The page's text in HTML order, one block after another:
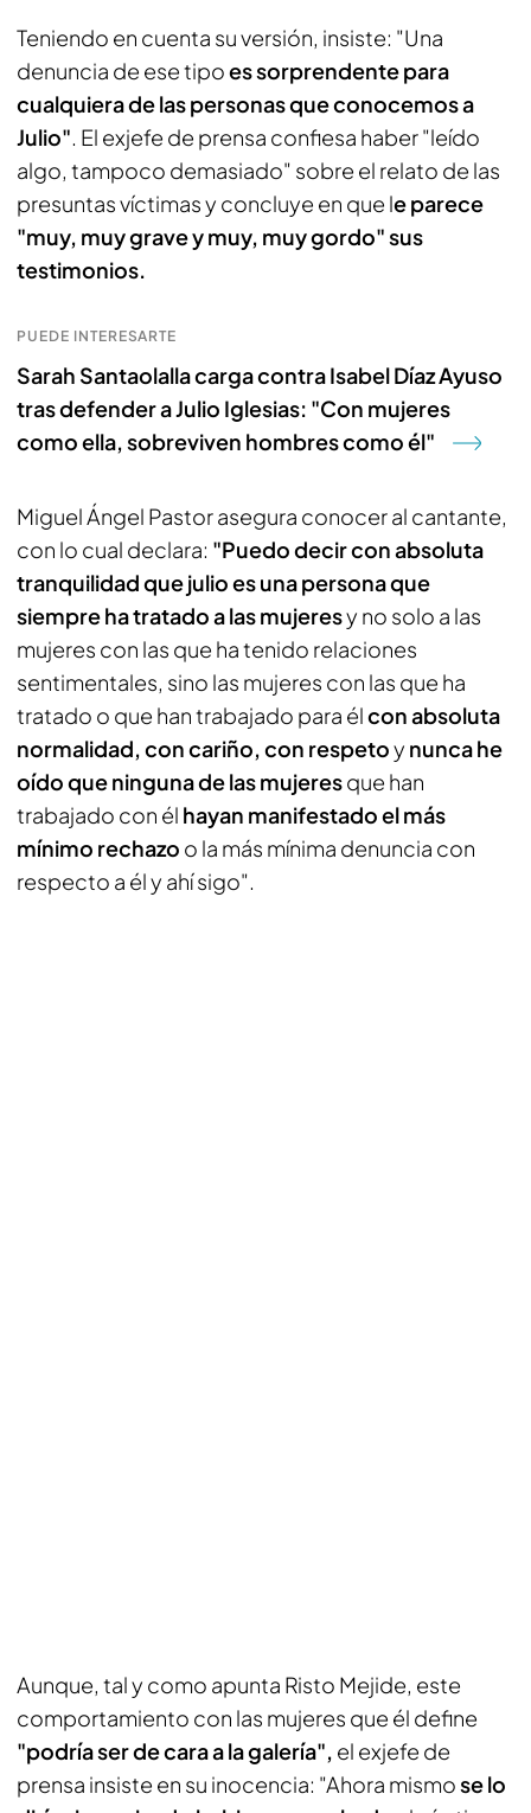
Teniendo en cuenta su versión, insiste: "Una
denuncia de ese tipoes sorprendente para
cualquiera de las personas que conocemos a
Julio". El exjefe de prensa confiesa haber "leído
algo, tampoco demasiado" sobre el relato de las
presuntas víctimas y concluye en que le parece
"muy, muy grave y muy, muy gordo" sus
testimonios.
PUEDE INTERESARTE
Sarah Santaolalla carga contra Isabel Díaz Ayuso
tras defender a Julio Iglesias: "Con mujeres
como ella, sobreviven hombres como él"
Miguel Ángel Pastor asegura conocer al cantante,
con lo cual declara: "Puedo decir con absoluta
tranquilidad que julio es una persona que
siempre ha tratado a las mujeresy no solo a las
mujeres con las que ha tenido relaciones
sentimentales, sino las mujeres con las que ha
tratado o que han trabajado para élcon absoluta
normalidad, con cariño, con respetoy nunca he
oído que ninguna de las mujeresque han
trabajado con él hayan manifestado el más
mínimo rechazo o la más mínima denuncia con
respecto a él y ahí sigo".
Aunque, tal y como apunta Risto Mejide, este
comportamiento con las mujeres que él define
"podría ser de cara a la galería", el exjefe de
prensa insiste en su inocencia: "Ahora mismose lo